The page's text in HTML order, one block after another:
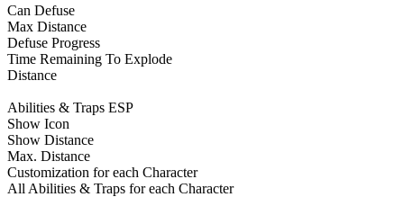
Can Defuse
Max Distance
Defuse Progress
Time Remaining To Explode
Distance
Abilities & Traps ESP
Show Icon
Show Distance
Max. Distance
Customization for each Character
All Abilities & Traps for each Character